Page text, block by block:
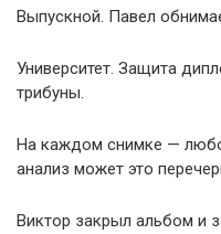
Выпускной. Павел
Университет. Защита
трибуны.
На каждом снимке —
анализ может это
Виктор закрыл альбом и